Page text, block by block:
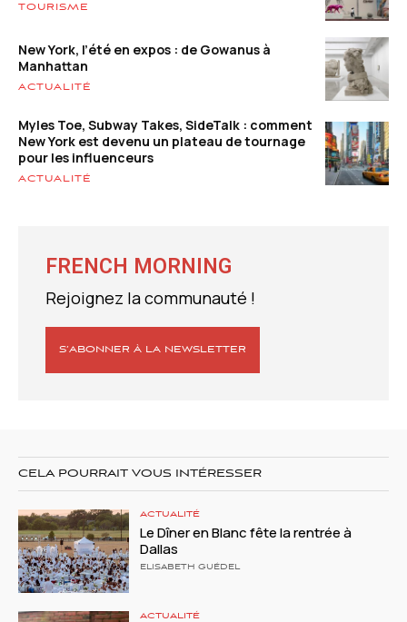
TOURISME
New York, l’été en expos : de Gowanus à
Manhattan
ACTUALITÉ
Myles Toe, Subway Takes, SideTalk : comment
New York est devenu un plateau de tournage
pour les influenceurs
ACTUALITÉ
FRENCH MORNING
Rejoignez la communauté !
S’ABONNER À LA NEWSLETTER
CELA POURRAIT VOUS INTÉRESSER
ACTUALITÉ
Le Dîner en Blanc fête la rentrée à
Dallas
ELISABETH GUÉDEL
ACTUALITÉ